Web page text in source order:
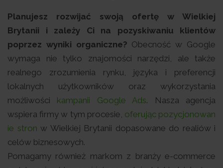
Planujesz rozwijać swoją ofertę w Wielkiej
Brytanii i zależy Ci na pozyskiwaniu klientów
poprzez wyniki organiczne? Obecność w Google
wymaga nie tylko znajomości narzędzi, ale także
realnego zrozumienia rynku, języka i preferencji
lokalnych użytkowników oraz wykorzystania
możliwości kampanii Google Ads. Nasza agencja
wspiera firmy w tym procesie, oferując pozycjonowan
ie stron w Wielkiej Brytanii dopasowane do realiów i
celów biznesowych.
Pomagamy również markom z branży e-commerce